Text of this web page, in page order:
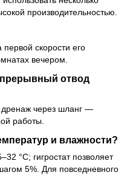
производительностью.
скорости его
вечером.
отвод
через шланг —
работы.
и влажности?
°C; гигростат позволяет
5%. Для повседневного